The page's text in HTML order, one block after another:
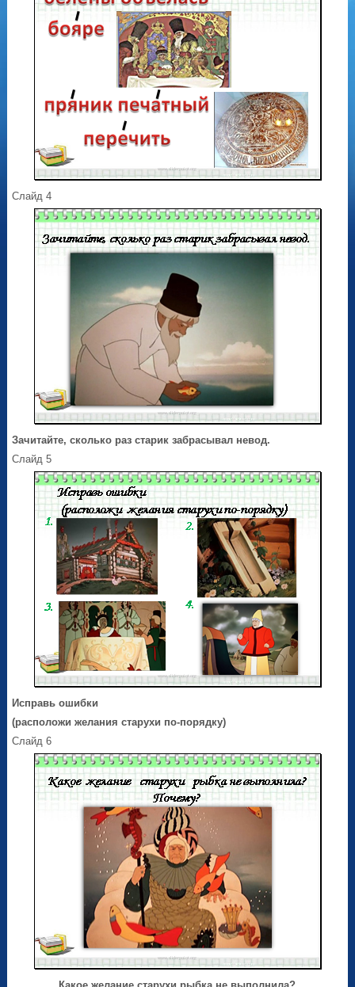
Слайд 4
Зачитайте, сколько раз старик забрасывал невод.
Слайд 5
Исправь ошибки
(расположи желания старухи по-порядку)
Слайд 6